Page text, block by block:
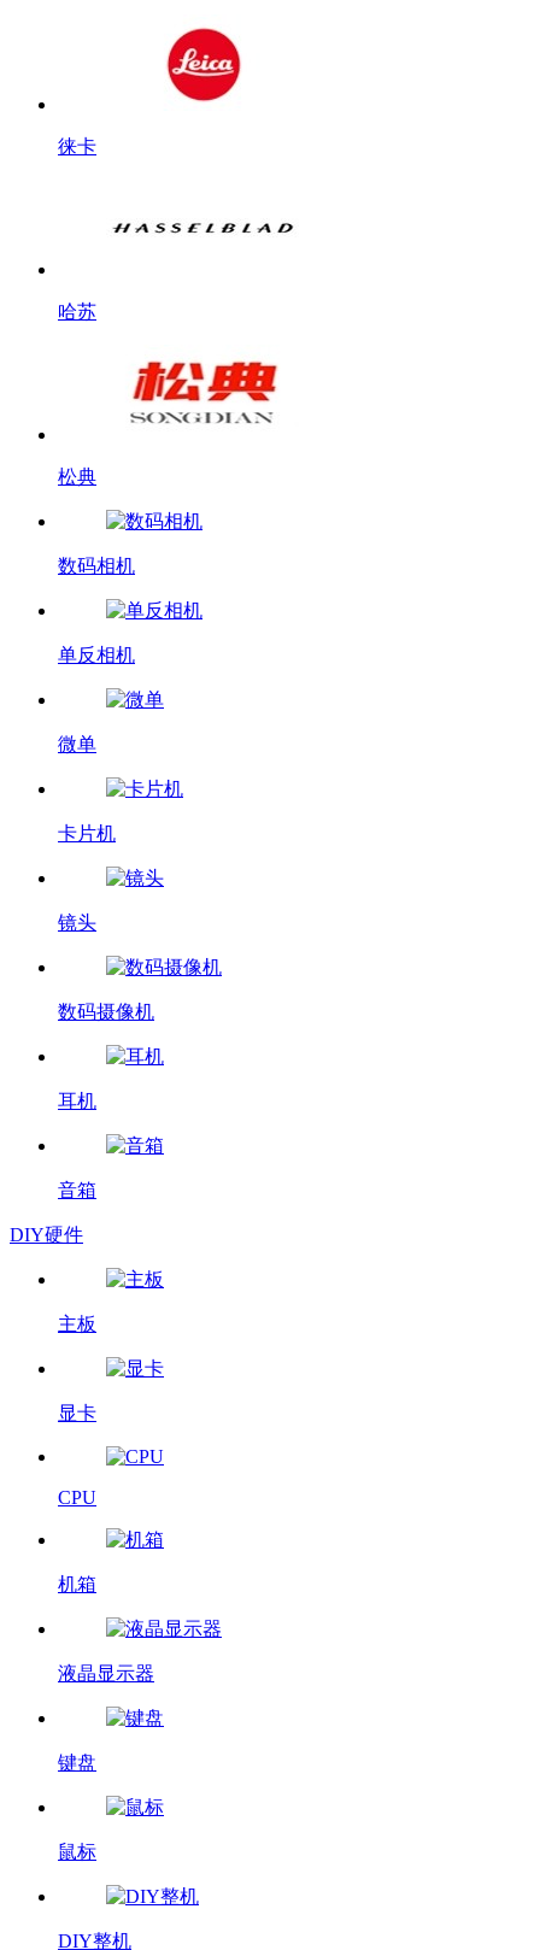
徕卡
哈苏
松典
数码相机
单反相机
微单
卡片机
镜头
数码摄像机
耳机
音箱
DIY硬件
主板
显卡
CPU
机箱
液晶显示器
键盘
鼠标
DIY整机